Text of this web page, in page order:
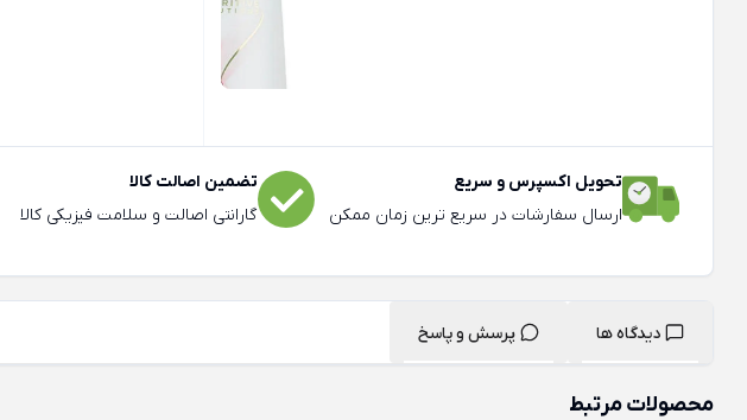
تحویل اکسپرس و سریع
ارسال سفارشات در سریع ترین زمان ممکن
تضمین اصالت کالا
گارانتی اصالت و سلامت فیزیکی کالا
دیدگاه ها پرسش و پاسخ
محصولات مرتبط